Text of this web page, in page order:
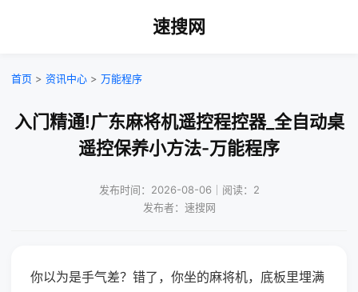
速搜网
首页 > 资讯中心 > 万能程序
入门精通!广东麻将机遥控程控器_全自动桌
遥控保养小方法-万能程序
发布时间：2026-08-06｜阅读：2
发布者：速搜网
你以为是手气差？错了，你坐的麻将机，底板里埋满